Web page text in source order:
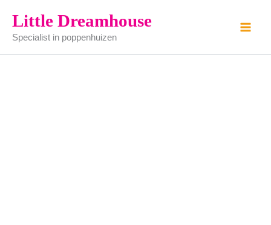
naar
inhoud
Little Dreamhouse
Specialist in poppenhuizen
aantal